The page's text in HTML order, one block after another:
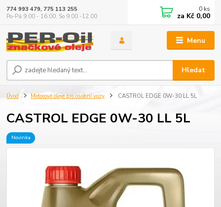
Menu
Hledat
774 993 479, 775 113 255
Po-Pá 9.00 - 16.00, So 9.00 -12.00
0 ks
za Kč 0,00
Úvod Motorové oleje pro osobní vozy CASTROL EDGE 0W-30 LL 5L
CASTROL EDGE 0W-30 LL 5L
Novinka